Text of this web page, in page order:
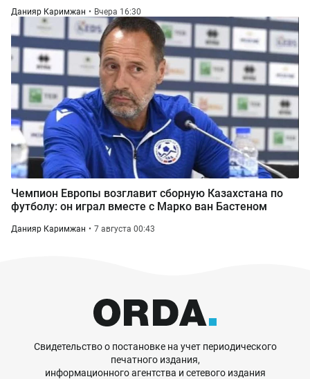
Данияр Каримжан Вчера 16:30
Чемпион Европы возглавит сборную Казахстана по
футболу: он играл вместе с Марко ван Бастеном
Данияр Каримжан 7 августа 00:43
Свидетельство о постановке на учет периодического
печатного издания,
информационного агентства и сетевого издания